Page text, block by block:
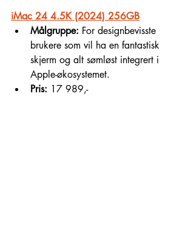
iMac 24 4.5K (2024) 256GB
Målgruppe: For designbevisste
brukere som vil ha en fantastisk
skjerm og alt sømløst integrert i
Apple-økosystemet.
Pris: 17 989,-